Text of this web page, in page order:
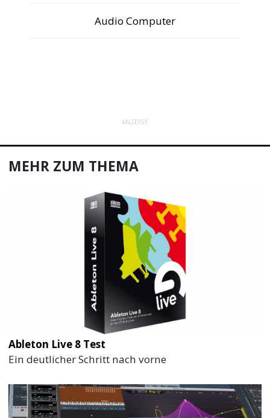
Audio Computer
ANZEIGE
MEHR ZUM THEMA
Ableton Live 8 Test
Ein deutlicher Schritt nach vorne